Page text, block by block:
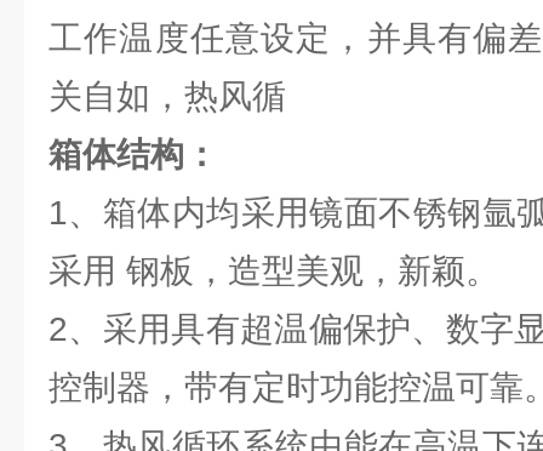
工作温度任意设定，并具有偏
关自如，热风循
箱体结构：
1、箱体内均采用镜面不锈钢氩
采用 钢板，造型美观，新颖。
2、采用具有超温偏保护、数字
控制器，带有定时功能控温可靠